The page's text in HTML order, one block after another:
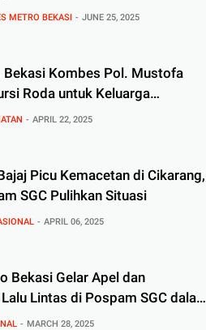
Penegakan Hukum
METRO BEKASI JUNE 25, 2025
Kombes Pol. Mustofa
Roda untuk Keluarga
APRIL 22, 2025
Picu Kemacetan di Cikarang,
SGC Pulihkan Situasi
APRIL 06, 2025
Bekasi Gelar Apel dan
Lintas di Pospam SGC dalam
Ketupat Jaya 2025
MARCH 28, 2025